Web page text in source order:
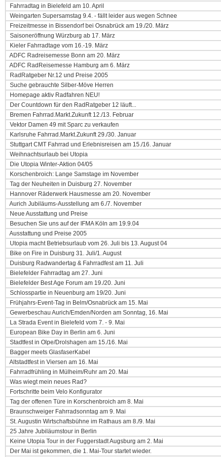
Fahrradtag in Bielefeld am 10. April
Weingarten Supersamstag 9.4. - fällt leider aus wegen Schnee
Freizeitmesse in Bissendorf bei Osnabrück am 19./20. März
Saisoneröffnung Würzburg ab 17. März
Kieler Fahrradtage vom 16.-19. März
ADFC Radreisemesse Bonn am 20. März
ADFC RadReisemesse Hamburg am 6. März
RadRatgeber Nr.12 und Preise 2005
Suche gebrauchte Silber-Möve Herren
Homepage aktiv Radfahren NEU!
Der Countdown für den RadRatgeber 12 läuft...
Bremen Fahrrad.Markt.Zukunft 12./13. Februar
Vektor Damen 49 mit Sparc zu verkaufen
Karlsruhe Fahrrad.Markt.Zukunft 29./30. Januar
Stuttgart CMT Fahrrad und Erlebnisreisen am 15./16. Januar
Weihnachtsurlaub bei Utopia
Die Utopia Winter-Aktion 04/05
Korschenbroich: Lange Samstage im November
Tag der Neuheiten in Duisburg 27. November
Hannover Räderwerk Hausmesse am 20. November
Aurich Jubiläums-Ausstellung am 6./7. November
Neue Ausstattung und Preise
Besuchen Sie uns auf der IFMA Köln am 19.9.04
Ausstattung und Preise 2005
Utopia macht Betriebsurlaub vom 26. Juli bis 13. August 04
Bike on Fire in Duisburg 31. Juli/1. August
Duisburg Radwandertag & Fahrradfest am 11. Juli
Bielefelder Fahrradtag am 27. Juni
Bielefelder Best Age Forum am 19./20. Juni
Schlosspartie in Neuenburg am 19/20. Juni
Frühjahrs-Event-Tag in Belm/Osnabrück am 15. Mai
Gewerbeschau Aurich/Emden/Norden am Sonntag, 16. Mai
La Strada Event in Bielefeld vom 7. - 9. Mai
European Bike Day in Berlin am 6. Juni
Stadtfest in Olpe/Drolshagen am 15./16. Mai
Bagger meets GlasfaserKabel
Altstadtfest in Viersen am 16. Mai
Fahrradfrühling in Mülheim/Ruhr am 20. Mai
Was wiegt mein neues Rad?
Fortschritte beim Velo Konfigurator
Tag der offenen Türe in Korschenbroich am 8. Mai
Braunschweiger Fahrradsonntag am 9. Mai
St. Augustin Wirtschaftsbühne im Rathaus am 8./9. Mai
25 Jahre Jubiläumstour in Berlin
Keine Utopia Tour in der Fuggerstadt Augsburg am 2. Mai
Der Mai ist gekommen, die 1. Mai-Tour startet wieder.